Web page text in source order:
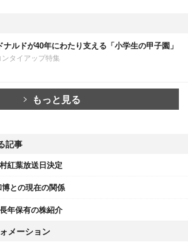
ナルドが40年にわたり支える「小学生の甲子園」
ンタイアップ特集
もっと見る
記事
紅葉放送日決定
との現在の関係
年保有の株紹介
メーション